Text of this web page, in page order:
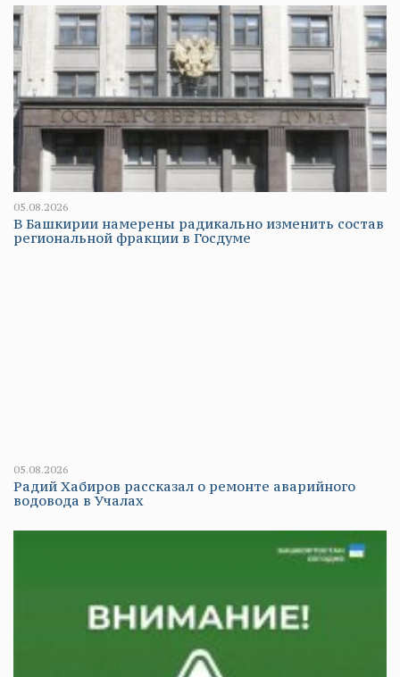
05.08.2026
В Башкирии намерены радикально изменить состав
региональной фракции в Госдуме
05.08.2026
Радий Хабиров рассказал о ремонте аварийного
водовода в Учалах